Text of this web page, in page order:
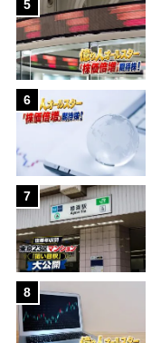
5
6
7
8